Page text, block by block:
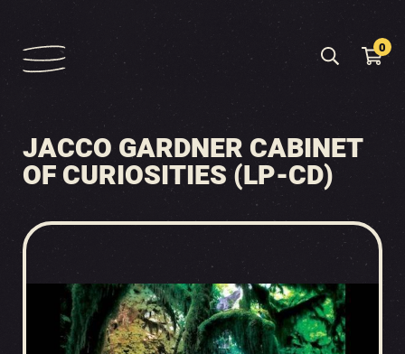
0
JACCO GARDNER CABINET
OF CURIOSITIES (LP-CD)